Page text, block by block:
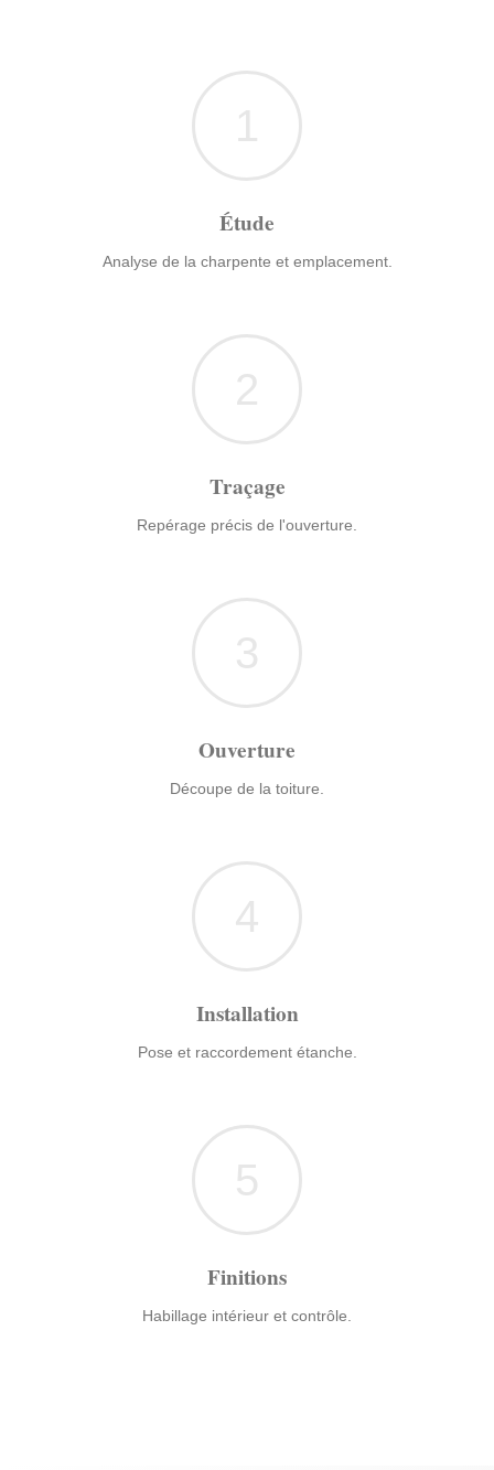
1
Étude
Analyse de la charpente et emplacement.
2
Traçage
Repérage précis de l'ouverture.
3
Ouverture
Découpe de la toiture.
4
Installation
Pose et raccordement étanche.
5
Finitions
Habillage intérieur et contrôle.